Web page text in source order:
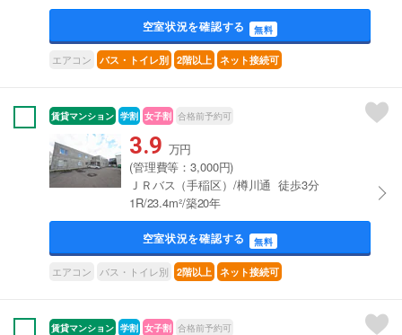
空室状況を確認する 無料
エアコン バス・トイレ別 2階以上 ネット接続可
賃貸マンション 学割 女子割 合格前予約可
3.9 万円
(管理費等：3,000円)
ＪＲバス（手稲区）/樽川通 徒歩3分
1R/23.4m²/築20年
空室状況を確認する 無料
エアコン バス・トイレ別 2階以上 ネット接続可
賃貸マンション 学割 女子割 合格前予約可